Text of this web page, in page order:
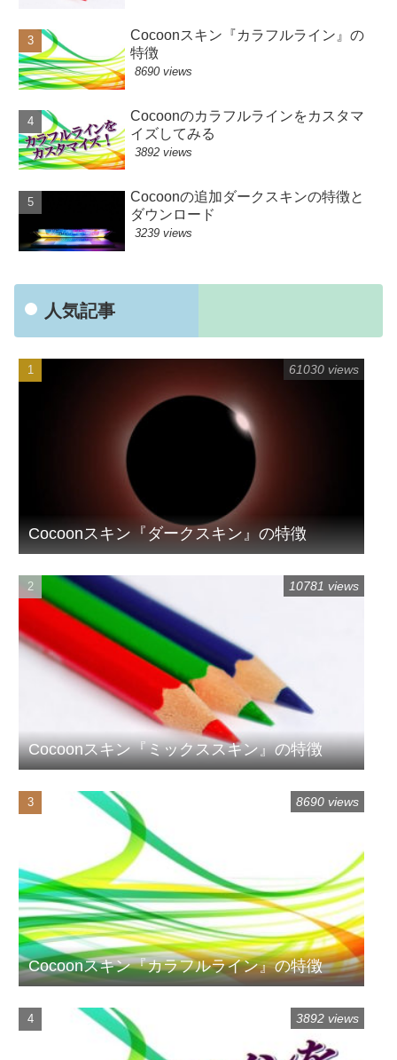
Cocoonスキン『カラフルライン』の
特徴
8690 views
Cocoonのカラフルラインをカスタマ
イズしてみる
3892 views
Cocoonの追加ダークスキンの特徴と
ダウンロード
3239 views
人気記事
Cocoonスキン『ダークスキン』の特徴
61030 views
Cocoonスキン『ミックススキン』の特徴
10781 views
Cocoonスキン『カラフルライン』の特徴
8690 views
3892 views